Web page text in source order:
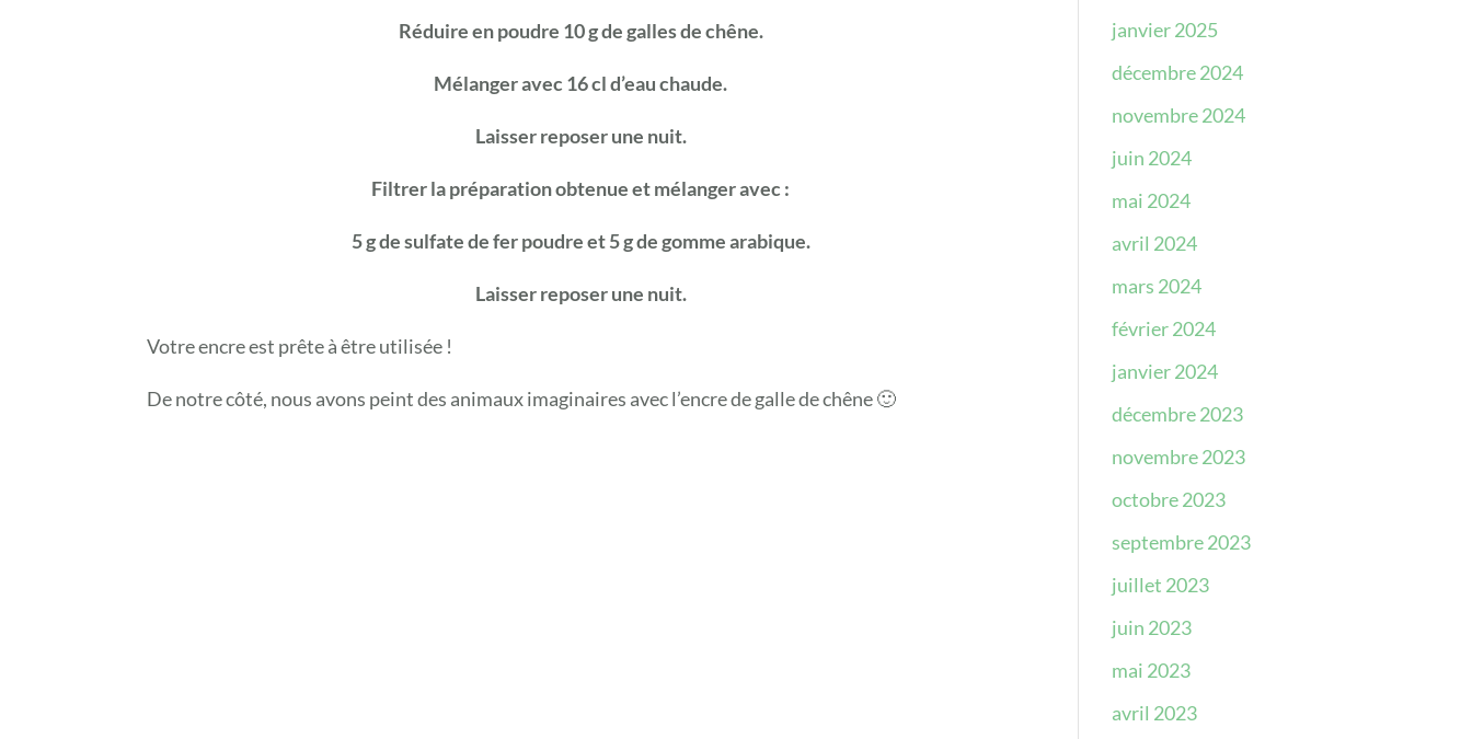
Réduire en poudre 10 g de galles de chêne.
Mélanger avec 16 cl d’eau chaude.
Laisser reposer une nuit.
Filtrer la préparation obtenue et mélanger avec :
5 g de sulfate de fer poudre et 5 g de gomme arabique.
Laisser reposer une nuit.
Votre encre est prête à être utilisée !
De notre côté, nous avons peint des animaux imaginaires avec l’encre de galle de chêne 🙂
janvier 2025
décembre 2024
novembre 2024
juin 2024
mai 2024
avril 2024
mars 2024
février 2024
janvier 2024
décembre 2023
novembre 2023
octobre 2023
septembre 2023
juillet 2023
juin 2023
mai 2023
avril 2023